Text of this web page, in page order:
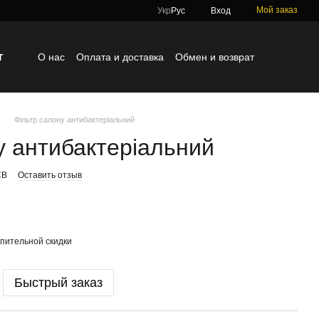
Укр Рус Вход Мой заказ
О нас Оплата и доставка
Обмен и возврат
Фільтр салону антибактеріальний
антибактеріальний
Оставить отзыв
скидки
Быстрый заказ